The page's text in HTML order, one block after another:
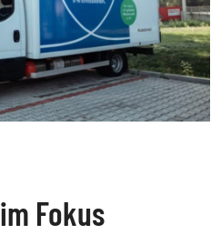
Fokus